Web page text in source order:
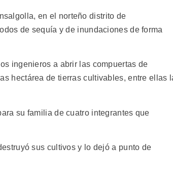
en el norteño distrito de
de sequía y de inundaciones de forma
ingenieros a abrir las compuertas de
hectárea de tierras cultivables, entre ellas
su familia de cuatro integrantes que
sus cultivos y lo dejó a punto de